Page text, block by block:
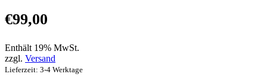
€99,00
Enthält 19% MwSt.
zzgl. Versand
Lieferzeit: 3-4 Werktage